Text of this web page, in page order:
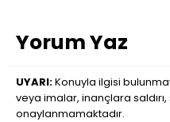
Yorum Yaz
UYARI:Konuyla ilgisi
veya imalar, inançlara
onaylanmamaktadır.